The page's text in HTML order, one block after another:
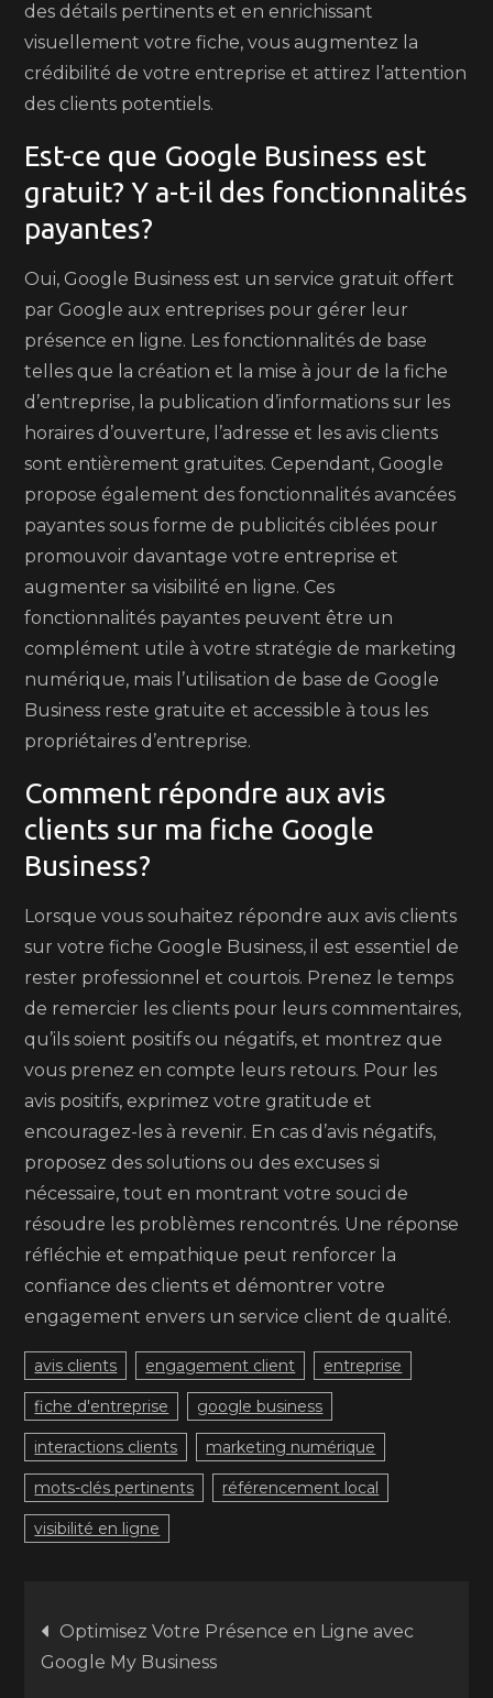
des détails pertinents et en enrichissant
visuellement votre fiche, vous augmentez la
crédibilité de votre entreprise et attirez l’attention
des clients potentiels.
Est-ce que Google Business est
gratuit? Y a-t-il des fonctionnalités
payantes?
Oui, Google Business est un service gratuit offert
par Google aux entreprises pour gérer leur
présence en ligne. Les fonctionnalités de base
telles que la création et la mise à jour de la fiche
d’entreprise, la publication d’informations sur les
horaires d’ouverture, l’adresse et les avis clients
sont entièrement gratuites. Cependant, Google
propose également des fonctionnalités avancées
payantes sous forme de publicités ciblées pour
promouvoir davantage votre entreprise et
augmenter sa visibilité en ligne. Ces
fonctionnalités payantes peuvent être un
complément utile à votre stratégie de marketing
numérique, mais l’utilisation de base de Google
Business reste gratuite et accessible à tous les
propriétaires d’entreprise.
Comment répondre aux avis
clients sur ma fiche Google
Business?
Lorsque vous souhaitez répondre aux avis clients
sur votre fiche Google Business, il est essentiel de
rester professionnel et courtois. Prenez le temps
de remercier les clients pour leurs commentaires,
qu’ils soient positifs ou négatifs, et montrez que
vous prenez en compte leurs retours. Pour les
avis positifs, exprimez votre gratitude et
encouragez-les à revenir. En cas d’avis négatifs,
proposez des solutions ou des excuses si
nécessaire, tout en montrant votre souci de
résoudre les problèmes rencontrés. Une réponse
réfléchie et empathique peut renforcer la
confiance des clients et démontrer votre
engagement envers un service client de qualité.
avis clients engagement client entreprise
fiche d'entreprise google business
interactions clients marketing numérique
mots-clés pertinents référencement local
visibilité en ligne
Navigation
de
Optimisez Votre Présence en Ligne avec
Google My Business